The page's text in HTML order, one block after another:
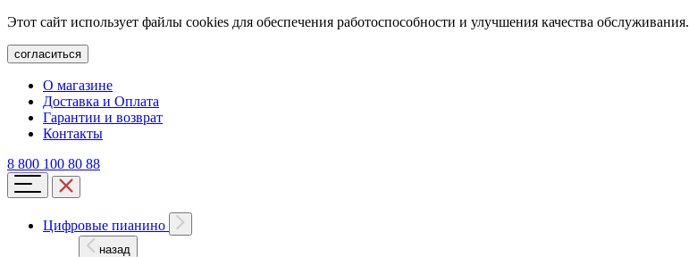
Этот сайт использует файлы cookies для обеспечения работоспособности и улучшения качества обслуживания.
согласиться
О магазине
Доставка и Оплата
Гарантии и возврат
Контакты
8 800 100 80 88
Цифровые пианино
назад